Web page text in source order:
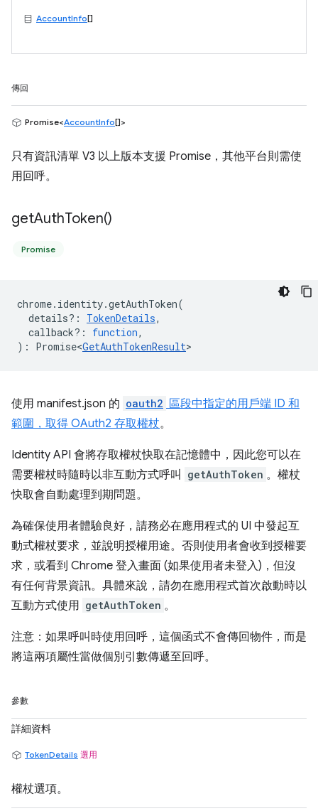
AccountInfo[]
傳回
Promise<AccountInfo[]>
只有資訊清單 V3 以上版本支援 Promise，其他平台則需使
用回呼。
getAuthToken()
Promise
chrome. identity.getAuthToken(
details? : TokenDetails,
callback? : function,
) : Promise<GetAuthTokenResult>
使用 manifest.json 的 oauth2 區段中指定的用戶端 ID 和
範圍，取得 OAuth2 存取權杖。
Identity API 會將存取權杖快取在記憶體中，因此您可以在
需要權杖時隨時以非互動方式呼叫
getAuthToken 。權杖
快取會自動處理到期問題。
為確保使用者體驗良好，請務必在應用程式的 UI 中發起互
動式權杖要求，並說明授權用途。否則使用者會收到授權要
求，或看到 Chrome 登入畫面 (如果使用者未登入)，但沒
有任何背景資訊。具體來說，請勿在應用程式首次啟動時以
互動方式使用 getAuthToken 。
注意：如果呼叫時使用回呼，這個函式不會傳回物件，而是
將這兩項屬性當做個別引數傳遞至回呼。
參數
詳細資料
TokenDetails 選用
權杖選項。